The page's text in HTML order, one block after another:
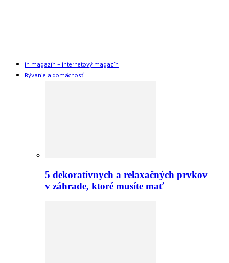
in magazín – internetový magazín
Bývanie a domácnosť
5 dekoratívnych a relaxačných prvkov
v záhrade, ktoré musíte mať